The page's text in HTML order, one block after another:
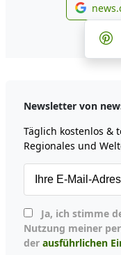
Newsletter von
Täglich kostenlos &
Regionales und
Nutzung meiner
der ausführlichen